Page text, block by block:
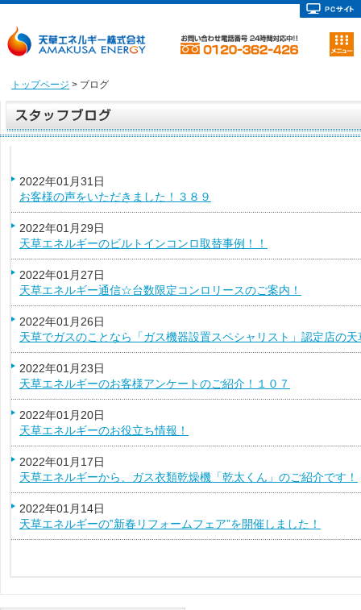
トップページ > ブログ
2022年01月31日
お客様の声をいただきました！３８９
2022年01月29日
天草エネルギーのビルトインコンロ取替事例！！
2022年01月27日
天草エネルギー通信☆台数限定コンロリースのご案内！
2022年01月26日
天草でガスのことなら「ガス機器設置スペシャリスト」認定店の
2022年01月23日
天草エネルギーのお客様アンケートのご紹介！１０７
2022年01月20日
天草エネルギーのお役立ち情報！
2022年01月17日
天草エネルギーから、ガス衣類乾燥機「乾太くん」のご紹介です！
2022年01月14日
天草エネルギーの‟新春リフォームフェア”を開催しました！